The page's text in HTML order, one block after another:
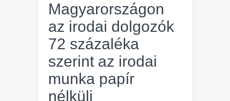
Magyarországon
az irodai dolgozók
72 százaléka
szerint az irodai
munka papír
nélküli